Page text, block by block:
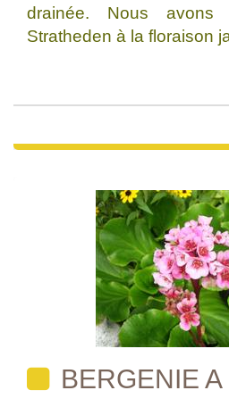
drainée. Nous
Stratheden à la floraison
BERGENIE